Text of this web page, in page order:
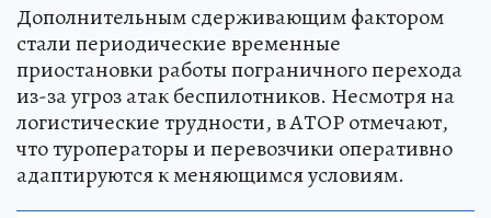
Дополнительным сдерживающим фактором
стали периодические временные
приостановки работы пограничного перехода
из-за угроз атак беспилотников. Несмотря на
логистические трудности, в АТОР отмечают,
что туроператоры и перевозчики оперативно
адаптируются к меняющимся условиям.